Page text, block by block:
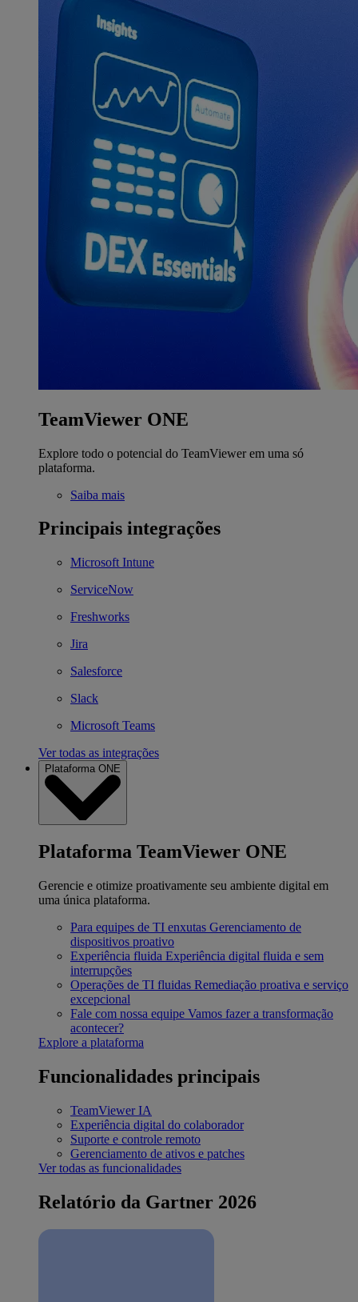
TeamViewer ONE
Explore todo o potencial do TeamViewer em uma só
plataforma.
Saiba mais
Principais integrações
Microsoft Intune
ServiceNow
Freshworks
Jira
Salesforce
Slack
Microsoft Teams
Ver todas as integrações
Plataforma ONE
Plataforma TeamViewer ONE
Gerencie e otimize proativamente seu ambiente digital em
uma única plataforma.
Para equipes de TI enxutas Gerenciamento de
dispositivos proativo
Experiência fluida Experiência digital fluida e sem
interrupções
Operações de TI fluidas Remediação proativa e serviço
excepcional
Fale com nossa equipe Vamos fazer a transformação
acontecer?
Explore a plataforma
Funcionalidades principais
TeamViewer IA
Experiência digital do colaborador
Suporte e controle remoto
Gerenciamento de ativos e patches
Ver todas as funcionalidades
Relatório da Gartner 2026